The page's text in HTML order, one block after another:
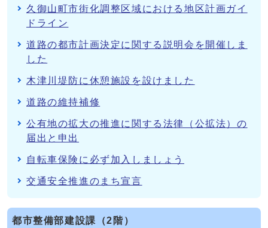
久御山町市街化調整区域における地区計画ガイ
ドライン
道路の都市計画決定に関する説明会を開催しま
した
木津川堤防に休憩施設を設けました
道路の維持補修
公有地の拡大の推進に関する法律（公拡法）の
届出と申出
自転車保険に必ず加入しましょう
交通安全推進のまち宣言
都市整備部建設課（2階）